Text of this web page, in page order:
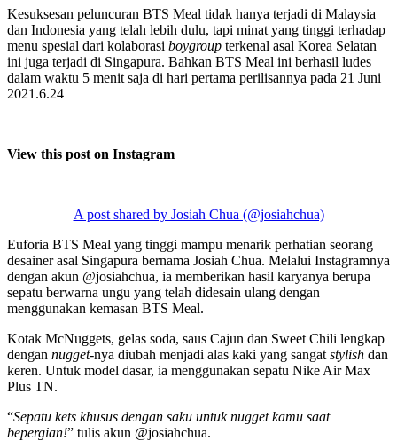
Kesuksesan peluncuran BTS Meal tidak hanya terjadi di Malaysia
dan Indonesia yang telah lebih dulu, tapi minat yang tinggi terhadap
menu spesial dari kolaborasi boygroup terkenal asal Korea Selatan
ini juga terjadi di Singapura. Bahkan BTS Meal ini berhasil ludes
dalam waktu 5 menit saja di hari pertama perilisannya pada 21 Juni
2021.6.24
View this post on Instagram
A post shared by Josiah Chua (@josiahchua)
Euforia BTS Meal yang tinggi mampu menarik perhatian seorang
desainer asal Singapura bernama Josiah Chua. Melalui Instagramnya
dengan akun @josiahchua, ia memberikan hasil karyanya berupa
sepatu berwarna ungu yang telah didesain ulang dengan
menggunakan kemasan BTS Meal.
Kotak McNuggets, gelas soda, saus Cajun dan Sweet Chili lengkap
dengan nugget-nya diubah menjadi alas kaki yang sangat stylish dan
keren. Untuk model dasar, ia menggunakan sepatu Nike Air Max
Plus TN.
“Sepatu kets khusus dengan saku untuk nugget kamu saat
bepergian!” tulis akun @josiahchua.